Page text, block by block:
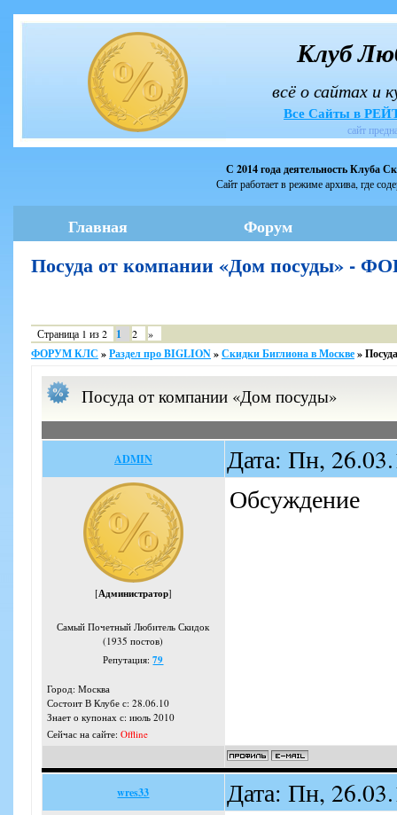
Клуб
всё о сайтах и
Все Сайты в
сайт
С 2014 года деятельность Клуба
Сайт работает в режиме архива, где
Главная Форум
Посуда от компании «Дом посуды» -
Страница 1 из2 1 2 »
ФОРУМ КЛС »Раздел про BIGLION»Скидки Биглиона в Москве»
Посуда от компании «Дом посуды»
ADMIN Дата: Пн,
[Администратор]
Самый Почетный Любитель Скидок
(1935 постов)
Репутация:79
Город: Москва
Состоит В Клубе с: 28.06.10
Знает о купонах с: июль 2010
Сейчас на сайте: Offline
Обсуждение
wres33 Дата: Пн,